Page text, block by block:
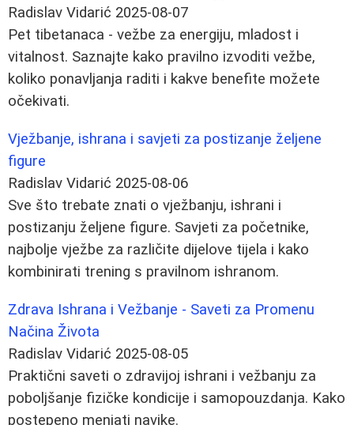
Radislav Vidarić 2025-08-07
Pet tibetanaca - vežbe za energiju, mladost i
vitalnost. Saznajte kako pravilno izvoditi vežbe,
koliko ponavljanja raditi i kakve benefite možete
očekivati.
Vježbanje, ishrana i savjeti za postizanje željene
figure
Radislav Vidarić 2025-08-06
Sve što trebate znati o vježbanju, ishrani i
postizanju željene figure. Savjeti za početnike,
najbolje vježbe za različite dijelove tijela i kako
kombinirati trening s pravilnom ishranom.
Zdrava Ishrana i Vežbanje - Saveti za Promenu
Načina Života
Radislav Vidarić 2025-08-05
Praktični saveti o zdravijoj ishrani i vežbanju za
poboljšanje fizičke kondicije i samopouzdanja. Kako
postepeno menjati navike.